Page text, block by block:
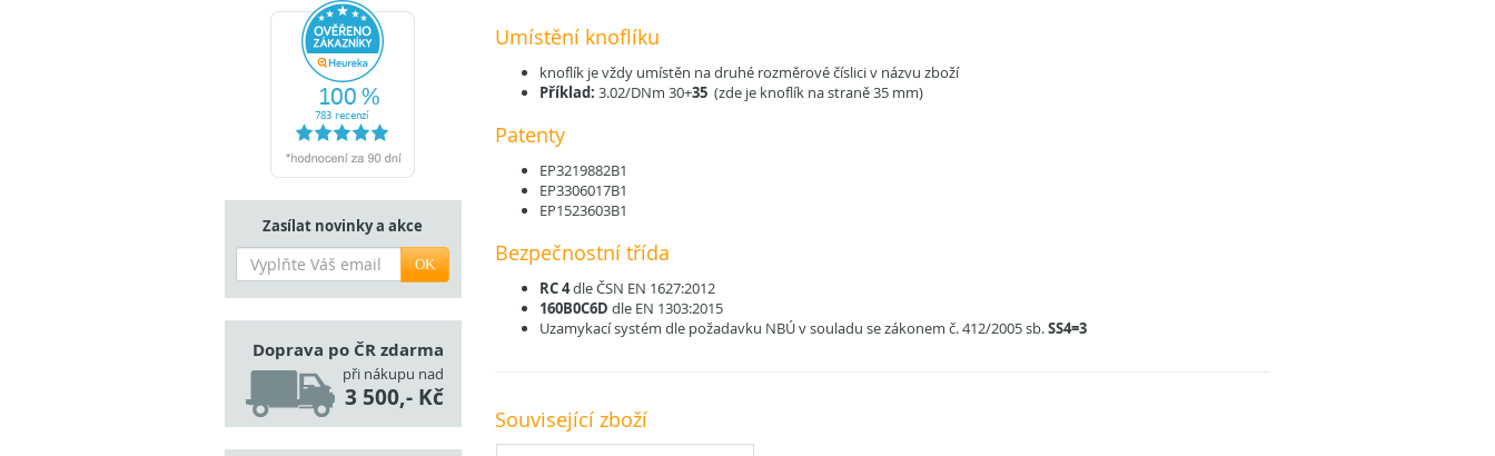
Zasílat novinky a akce
OK
Doprava po ČR zdarma
při nákupu nad
3 500,- Kč
Umístění knoflíku
knoflík je vždy umístěn na druhé rozměrové číslici v názvu zboží
Příklad: 3.02/DNm 30+35 (zde je knoflík na straně 35 mm)
Patenty
EP3219882B1
EP3306017B1
EP1523603B1
Bezpečnostní třída
RC 4dle ČSN EN 1627:2012
160B0C6D dle EN 1303:2015
Uzamykací systém dle požadavku NBÚ v souladu se zákonem č. 412/2005 sb.SS4=3
Související zboží